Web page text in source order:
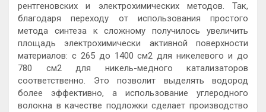
рентгеновских и электрохимических методов. Так,
благодаря переходу от использования простого
метода синтеза к сложному получилось увеличить
площадь электрохимически активной поверхности
материалов: с 265 до 1400 см2 для никелевого и до
780 см2 для никель-медного катализаторов
соответственно. Это позволит выделять водород
более эффективно, а использование углеродного
волокна в качестве подложки сделает производство